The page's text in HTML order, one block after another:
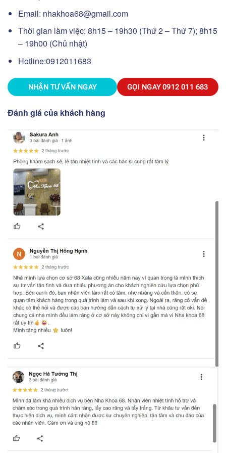
Email: nhakhoa68@gmail.com
Thời gian làm việc: 8h15 – 19h30 (Thứ 2 – Thứ 7); 8h15
– 19h00 (Chủ nhật)
Hotline:0912011683
NHẬN TƯ VẤN NGAY GỌI NGAY0912 011 683
Đánh giá của khách hàng